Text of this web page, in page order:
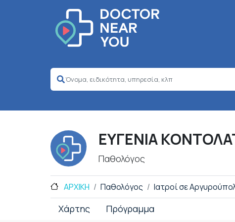
ΕΥΓΕΝΙΑ
Παθολόγος
ΑΡΧΙΚΗ Παθολόγος Ιατροί σε
Χάρτης Πρόγραμμα